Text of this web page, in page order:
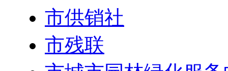
市供销社
市残联